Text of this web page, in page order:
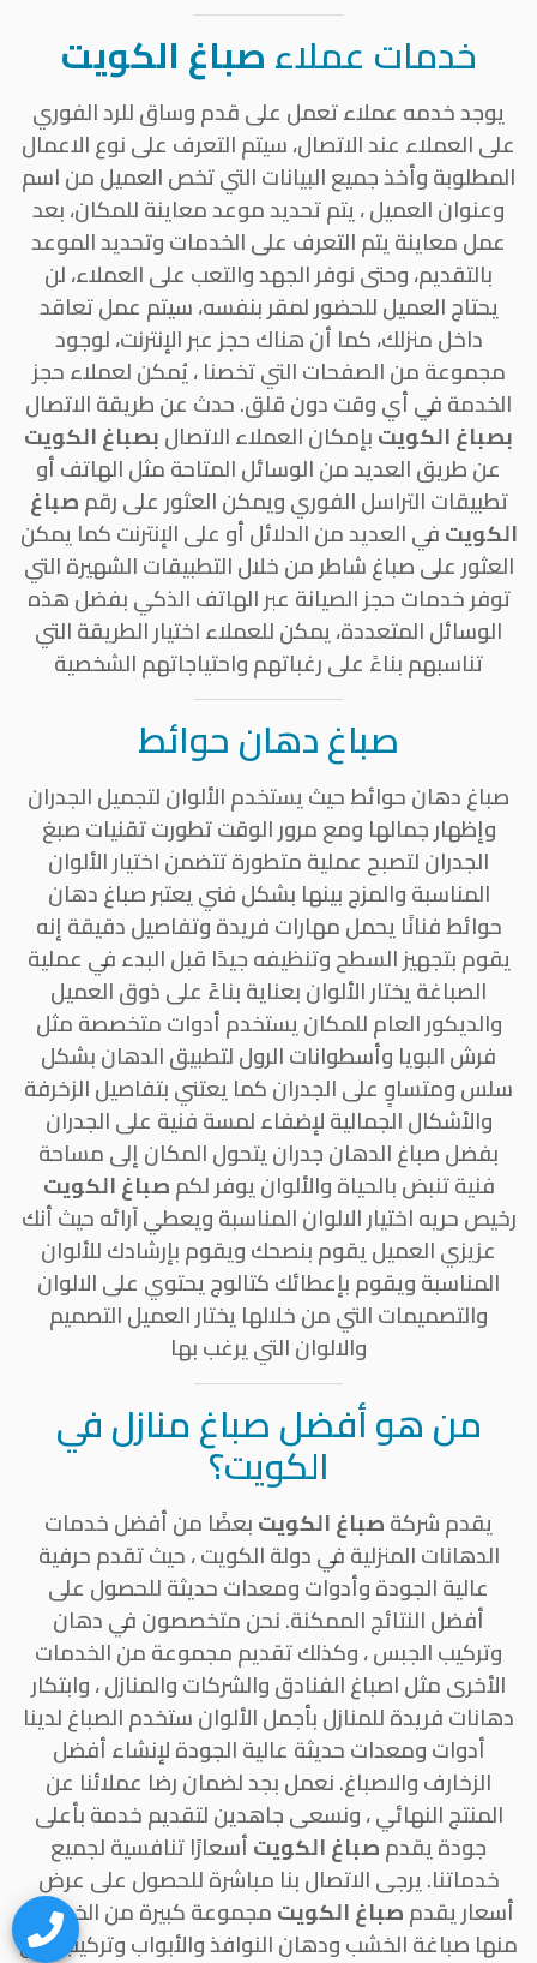
خدمات عملاءصباغ الكويت
يوجد خدمه عملاء تعمل على قدم وساق للرد الفوري
على العملاء عند الاتصال، سيتم التعرف على نوع الاعمال
المطلوبة وأخذ جميع البيانات التي تخص العميل من اسم
وعنوان العميل ، يتم تحديد موعد معاينة للمكان، بعد
عمل معاينة يتم التعرف على الخدمات وتحديد الموعد
بالتقديم، وحتى نوفر الجهد والتعب على العملاء، لن
يحتاج العميل للحضور لمقر بنفسه، سيتم عمل تعاقد
داخل منزلك، كما أن هناك حجز عبر الإنترنت، لوجود
مجموعة من الصفحات التي تخصنا ، يُمكن لعملاء حجز
الخدمة في أي وقت دون قلق. حدث عن طريقة الاتصال
بصباغ الكويتبإمكان العملاء الاتصالبصباغ الكويت
عن طريق العديد من الوسائل المتاحة مثل الهاتف أو
تطبيقات التراسل الفوري ويمكن العثور على رقمصباغ
الكويتفي العديد من الدلائل أو على الإنترنت كما يمكن
العثور على صباغ شاطر من خلال التطبيقات الشهيرة التي
توفر خدمات حجز الصيانة عبر الهاتف الذكي بفضل هذه
الوسائل المتعددة، يمكن للعملاء اختيار الطريقة التي
تناسبهم بناءً على رغباتهم واحتياجاتهم الشخصية
صباغ دهان حوائط
صباغ دهان حوائط حيث يستخدم الألوان لتجميل الجدران
وإظهار جمالها ومع مرور الوقت تطورت تقنيات صبغ
الجدران لتصبح عملية متطورة تتضمن اختيار الألوان
المناسبة والمزج بينها بشكل فني يعتبر صباغ دهان
حوائط فنانًا يحمل مهارات فريدة وتفاصيل دقيقة إنه
يقوم بتجهيز السطح وتنظيفه جيدًا قبل البدء في عملية
الصباغة يختار الألوان بعناية بناءً على ذوق العميل
والديكور العام للمكان يستخدم أدوات متخصصة مثل
فرش البويا وأسطوانات الرول لتطبيق الدهان بشكل
سلس ومتساوٍ على الجدران كما يعتني بتفاصيل الزخرفة
والأشكال الجمالية لإضفاء لمسة فنية على الجدران
بفضل صباغ الدهان جدران يتحول المكان إلى مساحة
فنية تنبض بالحياة والألوان يوفر لكمصباغ الكويت
رخيص حريه اختيار الالوان المناسبة ويعطي آرائه حيث أنك
عزيزي العميل يقوم بنصحك ويقوم بإرشادك للألوان
المناسبة ويقوم بإعطائك كتالوج يحتوي على الالوان
والتصميمات التي من خلالها يختار العميل التصميم
والالوان التي يرغب بها
من هو أفضل صباغ منازل في
الكويت؟
يقدم شركةصباغ الكويتبعضًا من أفضل خدمات
الدهانات المنزلية في دولة الكويت ، حيث تقدم حرفية
عالية الجودة وأدوات ومعدات حديثة للحصول على
أفضل النتائج الممكنة. نحن متخصصون في دهان
وتركيب الجبس ، وكذلك تقديم مجموعة من الخدمات
الأخرى مثل اصباغ الفنادق والشركات والمنازل ، وابتكار
دهانات فريدة للمنازل بأجمل الألوان ستخدم الصباغ لدينا
أدوات ومعدات حديثة عالية الجودة لإنشاء أفضل
الزخارف والاصباغ. نعمل بجد لضمان رضا عملائنا عن
المنتج النهائي ، ونسعى جاهدين لتقديم خدمة بأعلى
جودة يقدمصباغ الكويتأسعارًا تنافسية لجميع
خدماتنا. يرجى الاتصال بنا مباشرة للحصول على عرض
أسعار يقدمصباغ الكويتمجموعة كبيرة من الخدمات
منها صباغة الخشب ودهان النوافذ والأبواب وتركيب ورق